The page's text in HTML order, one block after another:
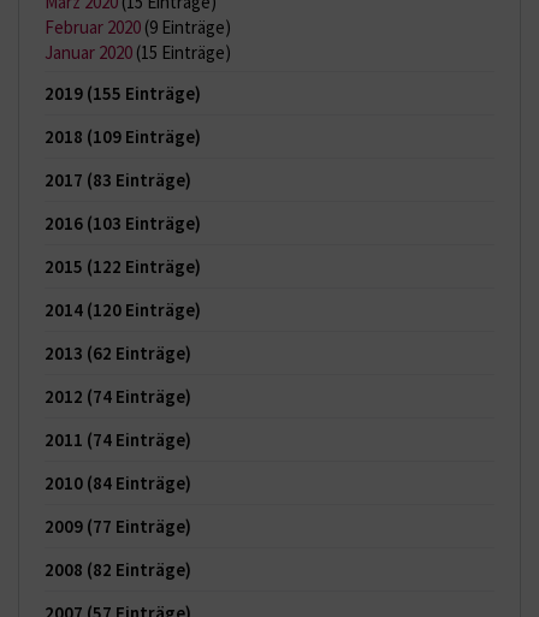
Februar 2020 (9 Einträge)
Januar 2020 (15 Einträge)
2019 (155 Einträge)
2018 (109 Einträge)
2017 (83 Einträge)
2016 (103 Einträge)
2015 (122 Einträge)
2014 (120 Einträge)
2013 (62 Einträge)
2012 (74 Einträge)
2011 (74 Einträge)
2010 (84 Einträge)
2009 (77 Einträge)
2008 (82 Einträge)